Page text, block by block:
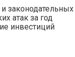
законодательных
атак за год
инвестиций